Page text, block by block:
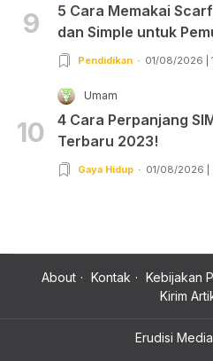
9
5 Cara Memakai
dan Simple untuk
Pendidikan 01/08/2026 |
10
Umam
4 Cara Perpanjang
Terbaru 2023!
Gaya Hidup 01/08/2026 |
About Kontak Kebijakan
Kirim
Erudisi